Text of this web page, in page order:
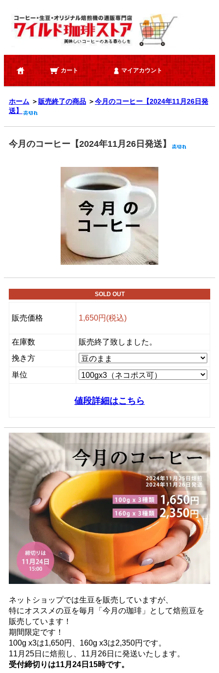
カート マイアカウント
ホーム ＞販売終了の商品 ＞今月のコーヒー【2024年11月26日発
送】
今月のコーヒー【2024年11月26日発送】
SOLD OUT
販売価格 1,650円(税込)
在庫数
販売終了致しました。
挽き方
単位
値段詳細はこちら
ネットショップでは生豆を販売していますが、
特にオススメの豆を毎月「今月の珈琲」として焙煎豆を
販売しています！
期間限定です！
100g x3は1,650円、160g x3は2,350円です。
11月25日に焙煎し、11月26日に発送いたします。
受付締切りは11月24日15時です。